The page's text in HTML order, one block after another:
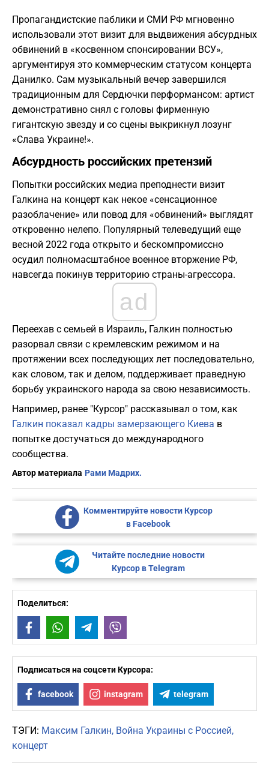
Пропагандистские паблики и СМИ РФ мгновенно
использовали этот визит для выдвижения абсурдных
обвинений в «косвенном спонсировании ВСУ»,
аргументируя это коммерческим статусом концерта
Данилко. Сам музыкальный вечер завершился
традиционным для Сердючки перформансом: артист
демонстративно снял с головы фирменную
гигантскую звезду и со сцены выкрикнул лозунг
«Слава Украине!».
Абсурдность российских претензий
Попытки российских медиа преподнести визит
Галкина на концерт как некое «сенсационное
разоблачение» или повод для «обвинений» выглядят
откровенно нелепо. Популярный телеведущий еще
весной 2022 года открыто и бескомпромиссно
осудил полномасштабное военное вторжение РФ,
навсегда покинув территорию страны-агрессора.
ad
Переехав с семьей в Израиль, Галкин полностью
разорвал связи с кремлевским режимом и на
протяжении всех последующих лет последовательно,
как словом, так и делом, поддерживает праведную
борьбу украинского народа за свою независимость.
Например, ранее "Курсор" рассказывал о том, как
Галкин показал кадры замерзающего Киева в
попытке достучаться до международного
сообщества.
Автор материала Рами Мадрих.
Комментируйте новости Курсор
в Facebook
Читайте последние новости
Курсор в Telegram
Поделиться:
FacebookWhatsAppTelegram
Подписаться на соцсети Курсора:
facebook instagram telegram
ТЭГИ: Максим Галкин Война Украины с Россией
концерт